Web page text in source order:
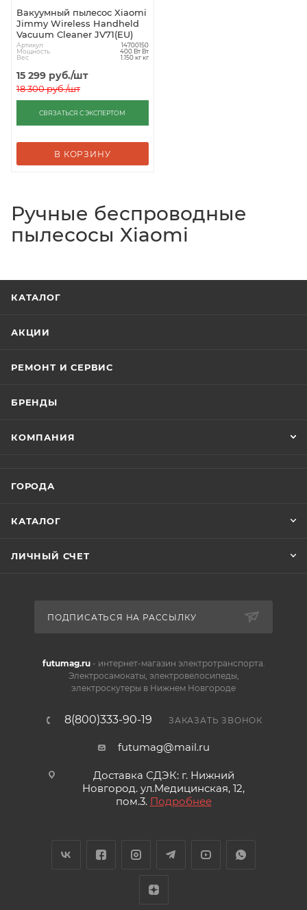
Вакуумный пылесос Xiaomi
Jimmy Wireless Handheld
Vacuum Cleaner JV71(EU)
Артикул 14700150
Мощность 400 Вт Вт
Вес 1.150 кг кг
15 299 руб./шт
18 300руб./шт
СВЯЗАТЬСЯ С ЭКСПЕРТОМ
В КОРЗИНУ
Ручные беспроводные
пылесосы Xiaomi
КАТАЛОГ
АКЦИИ
РЕМОНТ И СЕРВИС
БРЕНДЫ
КОМПАНИЯ
ГОРОДА
КАТАЛОГ
ЛИЧНЫЙ СЧЕТ
ПОДПИСАТЬСЯ НА РАССЫЛКУ
futumag.ru- интернет-магазин электротранспорта.
Электросамокаты, электровелосипеды,
электроскутеры в Нижнем Новгороде
8(800)333-90-19 ЗАКАЗАТЬ ЗВОНОК
futumag@mail.ru
Доставка СДЭК: г. Нижний
Новгород. ул.Медицинская, 12,
пом.3. Подробнее